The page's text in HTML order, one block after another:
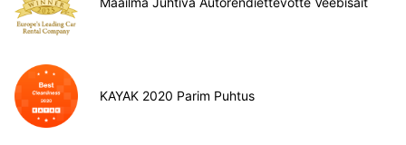
KAYAK 2020 Parim Puhtus